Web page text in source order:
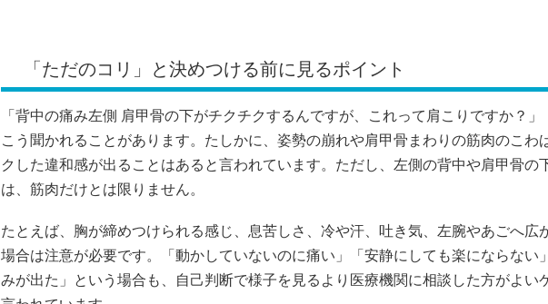
反対に、肩を回したときだけ痛い、押すとピンポイントで痛む、長時間のデスクワ
る場合は、筋肉や関節まわりの負担が関係している見方もあります。とはいえ、最
「危ないサインがないか」を確認することです。不安が強いときは、無理にストレ
専門家へ相談しましょう。
https://sumiyoshishinkyuseikotuin.com/kenkoukotsu-hidari/
#背中の痛み左側 #肩甲骨の下の痛み #チクチクする痛み #危険サイン #医療機関相談